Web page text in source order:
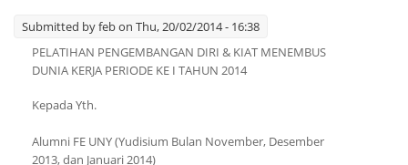
Submitted byfebon Thu, 20/02/2014 - 16:38
PELATIHAN PENGEMBANGAN DIRI & KIAT MENEMBUS
DUNIA KERJA PERIODE KE I TAHUN 2014
Kepada Yth.
Alumni FE UNY (Yudisium Bulan November, Desember
2013, dan Januari 2014)